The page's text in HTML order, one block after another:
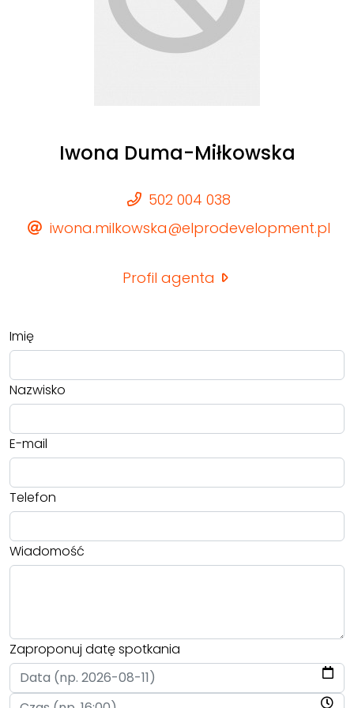
Iwona Duma-Miłkowska
502 004 038
iwona.milkowska@elprodevelopment.pl
Profil agenta
Imię
Nazwisko
E-mail
Telefon
Wiadomość
Zaproponuj datę spotkania